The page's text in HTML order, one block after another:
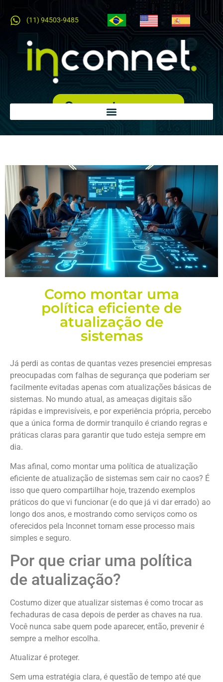
(11) 94503-9485
Orçamento expresso
Como montar uma
política eficiente de
atualização de
sistemas
Já perdi as contas de quantas vezes presenciei empresas
preocupadas com falhas de segurança que poderiam ser
facilmente evitadas apenas com atualizações básicas de
sistemas. No mundo atual, as ameaças digitais são
rápidas e imprevisíveis, e por experiência própria, percebo
que a única forma de dormir tranquilo é criando regras e
práticas claras para garantir que tudo esteja sempre em
dia.
Mas afinal, como montar uma política de atualização
eficiente de atualização de sistemas sem cair no caos? É
isso que quero compartilhar hoje, trazendo exemplos
práticos do que vi funcionar (e do que já vi dar errado) ao
longo dos anos, e mostrando como serviços como os
oferecidos pela Inconnet tornam esse processo mais
simples e seguro.
Por que criar uma política
de atualização?
Costumo dizer que atualizar sistemas é como trocar as
fechaduras de casa depois de perder as chaves na rua.
Você nunca sabe quem pode aparecer, então, prevenir é
sempre a melhor escolha.
Atualizar é proteger.
Sem uma estratégia clara, é questão de tempo até que